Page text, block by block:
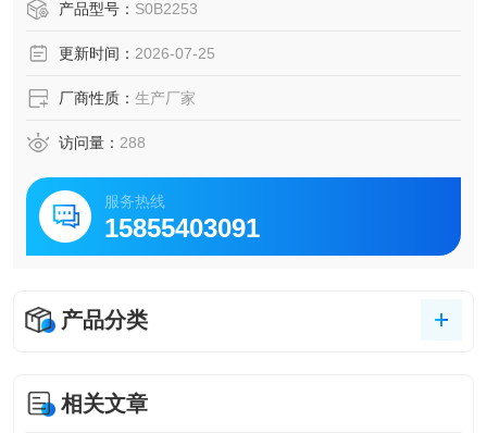
产品型号： S0B2253
更新时间： 2026-07-25
厂商性质： 生产厂家
访问量： 288
服务热线
15855403091
产品分类
相关文章